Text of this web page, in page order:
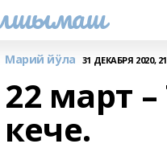
Марий йӱла 31 ДЕКАБРЯ 2020,
22 март
кече.